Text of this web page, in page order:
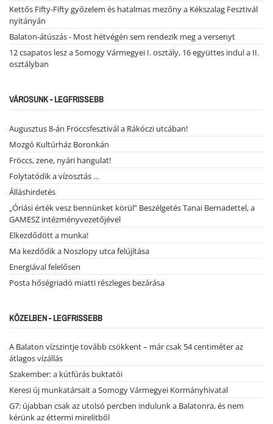
Kettős Fifty-Fifty győzelem és hatalmas mezőny a Kékszalag Fesztivál
nyitányán
Balaton-átúszás - Most hétvégén sem rendezik meg a versenyt
12 csapatos lesz a Somogy Vármegyei I. osztály, 16 együttes indul a II.
osztályban
VÁROSUNK - LEGFRISSEBB
Augusztus 8-án Fröccsfesztivál a Rákóczi utcában!
Mozgó Kultúrház Boronkán
Fröccs, zene, nyári hangulat!
Folytatódik a vízosztás ...
Álláshirdetés
„Óriási érték vesz bennünket körül” Beszélgetés Tanai Bernadettel, a
GAMESZ intézményvezetőjével
Elkezdődött a munka!
Ma kezdődik a Noszlopy utca felújítása
Energiával felelősen
Posta hőségriadó miatti részleges bezárása
KÖZELBEN - LEGFRISSEBB
A Balaton vízszintje tovább csökkent – már csak 54 centiméter az
átlagos vízállás
Szakember: a kútfúrás buktatói
Keresi új munkatársait a Somogy Vármegyei Kormányhivatal
G7: újabban csak az utolsó percben indulunk a Balatonra, és nem
kérünk az éttermi mirelitből